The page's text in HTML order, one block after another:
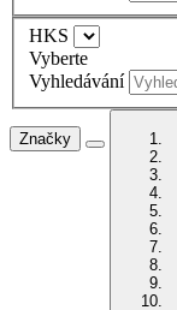
HKS
Vyberte
Vyhledávání
Značky